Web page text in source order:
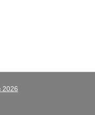
2026